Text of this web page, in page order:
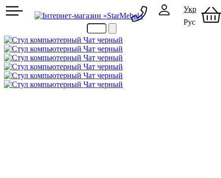
Укр
Рус